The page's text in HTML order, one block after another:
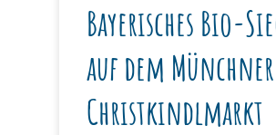
Bayerisches Bio-
auf dem Münchner
Christkindlmarkt